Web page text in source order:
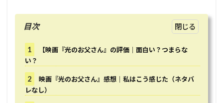
目次
1
【映画『光のお父さん』の評価｜面白い？つまらな
い？
2
映画『光のお父さん』感想｜私はこう感じた（ネタバ
レなし）